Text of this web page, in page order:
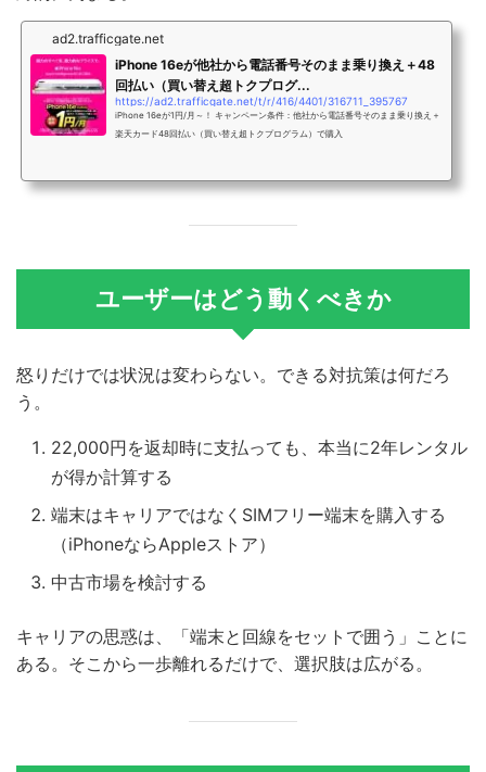
ad2.trafficgate.net
iPhone 16eが他社から電話番号そのまま乗り換え＋48
回払い（買い替え超トクプログ...
https://ad2.trafficgate.net/t/r/416/4401/316711_395767
iPhone 16eが1円/月～！ キャンペーン条件：他社から電話番号そのまま乗り換え＋
楽天カード48回払い（買い替え超トクプログラム）で購入
ユーザーはどう動くべきか
怒りだけでは状況は変わらない。できる対抗策は何だろ
う。
22,000円を返却時に支払っても、本当に2年レンタル
が得か計算する
端末はキャリアではなくSIMフリー端末を購入する
（iPhoneならAppleストア）
中古市場を検討する
キャリアの思惑は、「端末と回線をセットで囲う」ことに
ある。そこから一歩離れるだけで、選択肢は広がる。